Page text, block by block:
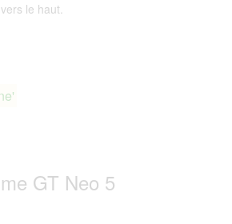
le haut.
GT Neo 5